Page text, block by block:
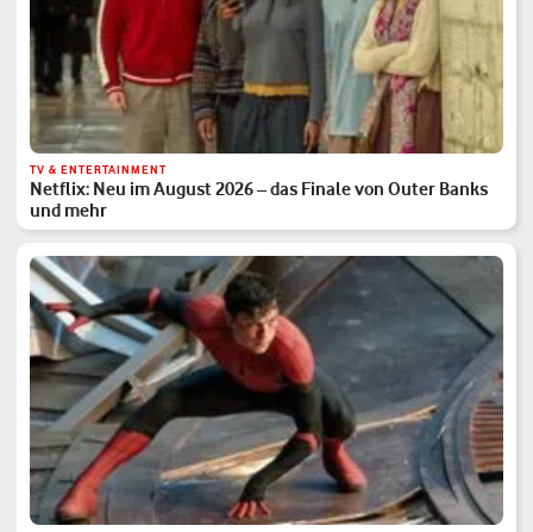
TV & ENTERTAINMENT
Netflix: Neu im August 2026 – das Finale von Outer Banks
und mehr